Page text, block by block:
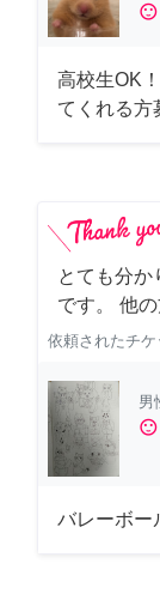
sentiment_satisfied
高校生OK
てくれる方
とても分か
です。 他
依頼されたチケ
男
sentiment_satisfied
バレーボー